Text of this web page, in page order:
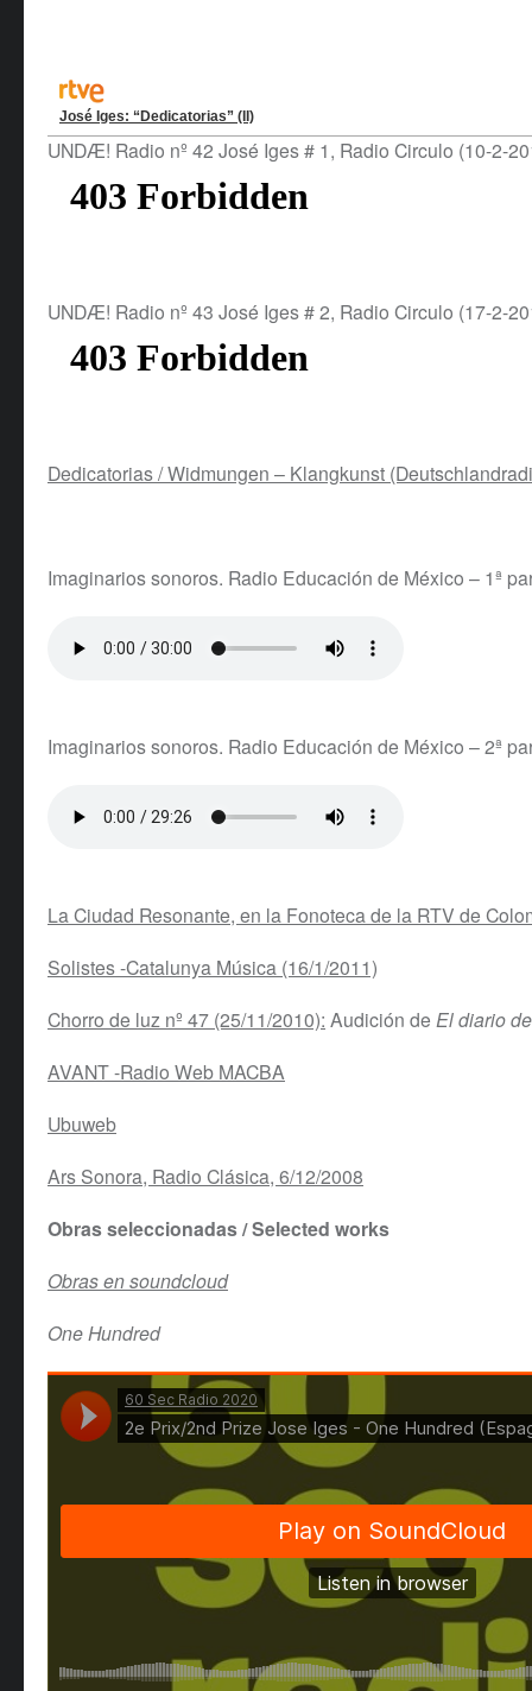
José Iges: “Dedicatorias” (II)
UNDÆ! Radio nº 42 José Iges # 1, Radio Circulo (10-2-
UNDÆ! Radio nº 43 José Iges # 2, Radio Circulo (17-2-
Dedicatorias / Widmungen – Klangkunst
Imaginarios sonoros. Radio Educación de México – 1ª
Imaginarios sonoros. Radio Educación de México – 2ª
La Ciudad Resonante, en la Fonoteca de la RTV de
Solistes -Catalunya Música (16/1/2011)
Chorro de luz nº 47 (25/11/2010): Audición de El diario
AVANT -Radio Web MACBA
Ubuweb
Ars Sonora, Radio Clásica, 6/12/2008
Obras seleccionadas / Selected works
Obras en soundcloud
One Hundred